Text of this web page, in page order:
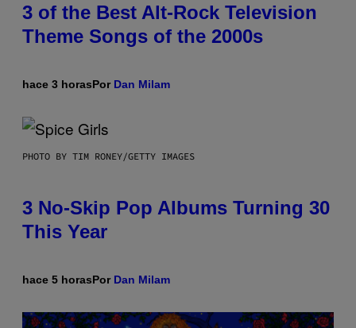
3 of the Best Alt-Rock Television
Theme Songs of the 2000s
hace 3 horasPor Dan Milam
PHOTO BY TIM RONEY/GETTY IMAGES
3 No-Skip Pop Albums Turning 30
This Year
hace 5 horasPor Dan Milam